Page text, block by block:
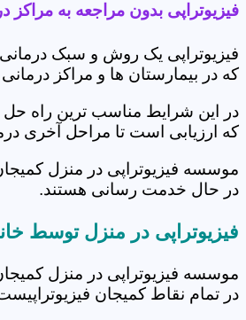
فیزیوتراپی بدون مراجعه به مراکز
فیزیوتراپی یک روش و سبک
که در بیمارستان ها و مراکز
در این شرایط مناسب ترین راه حل
که ارزیابی است تا مراحل آخری
موسسه فیزیوتراپی در منزل
در حال خدمت رسانی هستند.
فیزیوتراپی در منزل توسط
موسسه فیزیوتراپی در منزل
در تمام نقاط کمیجان